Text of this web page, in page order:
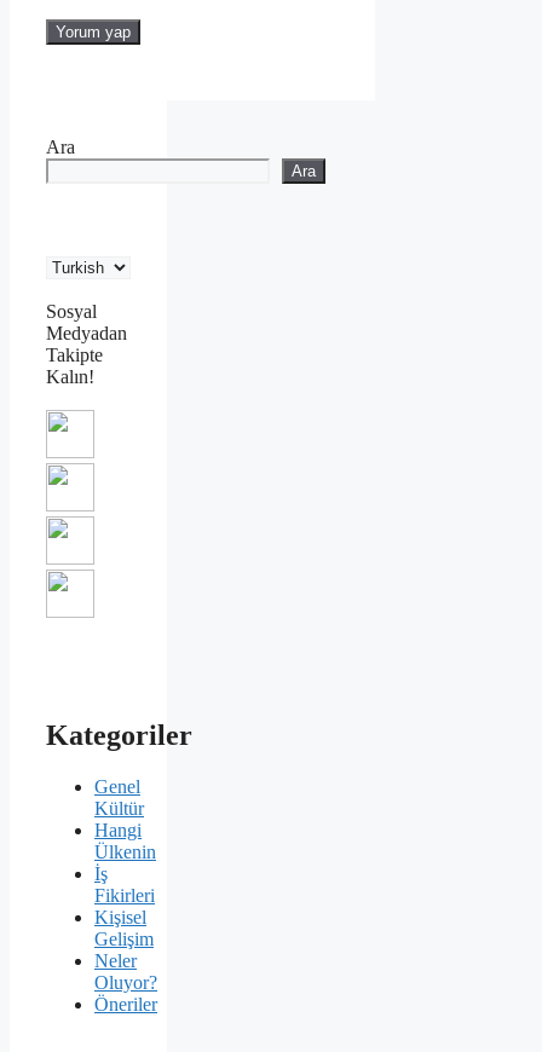
Ara
Ara
Sosyal
Medyadan
Takipte
Kalın!
Kategoriler
Genel
Kültür
Hangi
Ülkenin
İş
Fikirleri
Kişisel
Gelişim
Neler
Oluyor?
Öneriler